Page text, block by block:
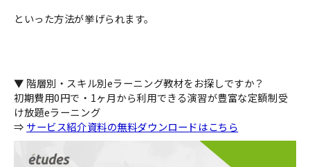
といった方法が挙げられます。
▼ 階層別・スキル別eラーニング教材をお探しですか？
初期費用0円で・1ヶ月から利用できる演習が豊富な定額制受
け放題eラーニング
⇒ サービス紹介資料の無料ダウンロードはこちら